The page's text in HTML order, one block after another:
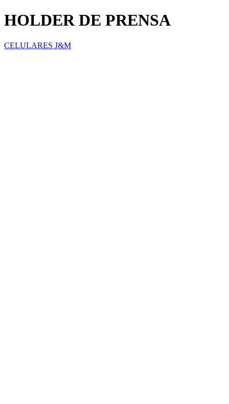
HOLDER DE PRENSA
CELULARES J&M